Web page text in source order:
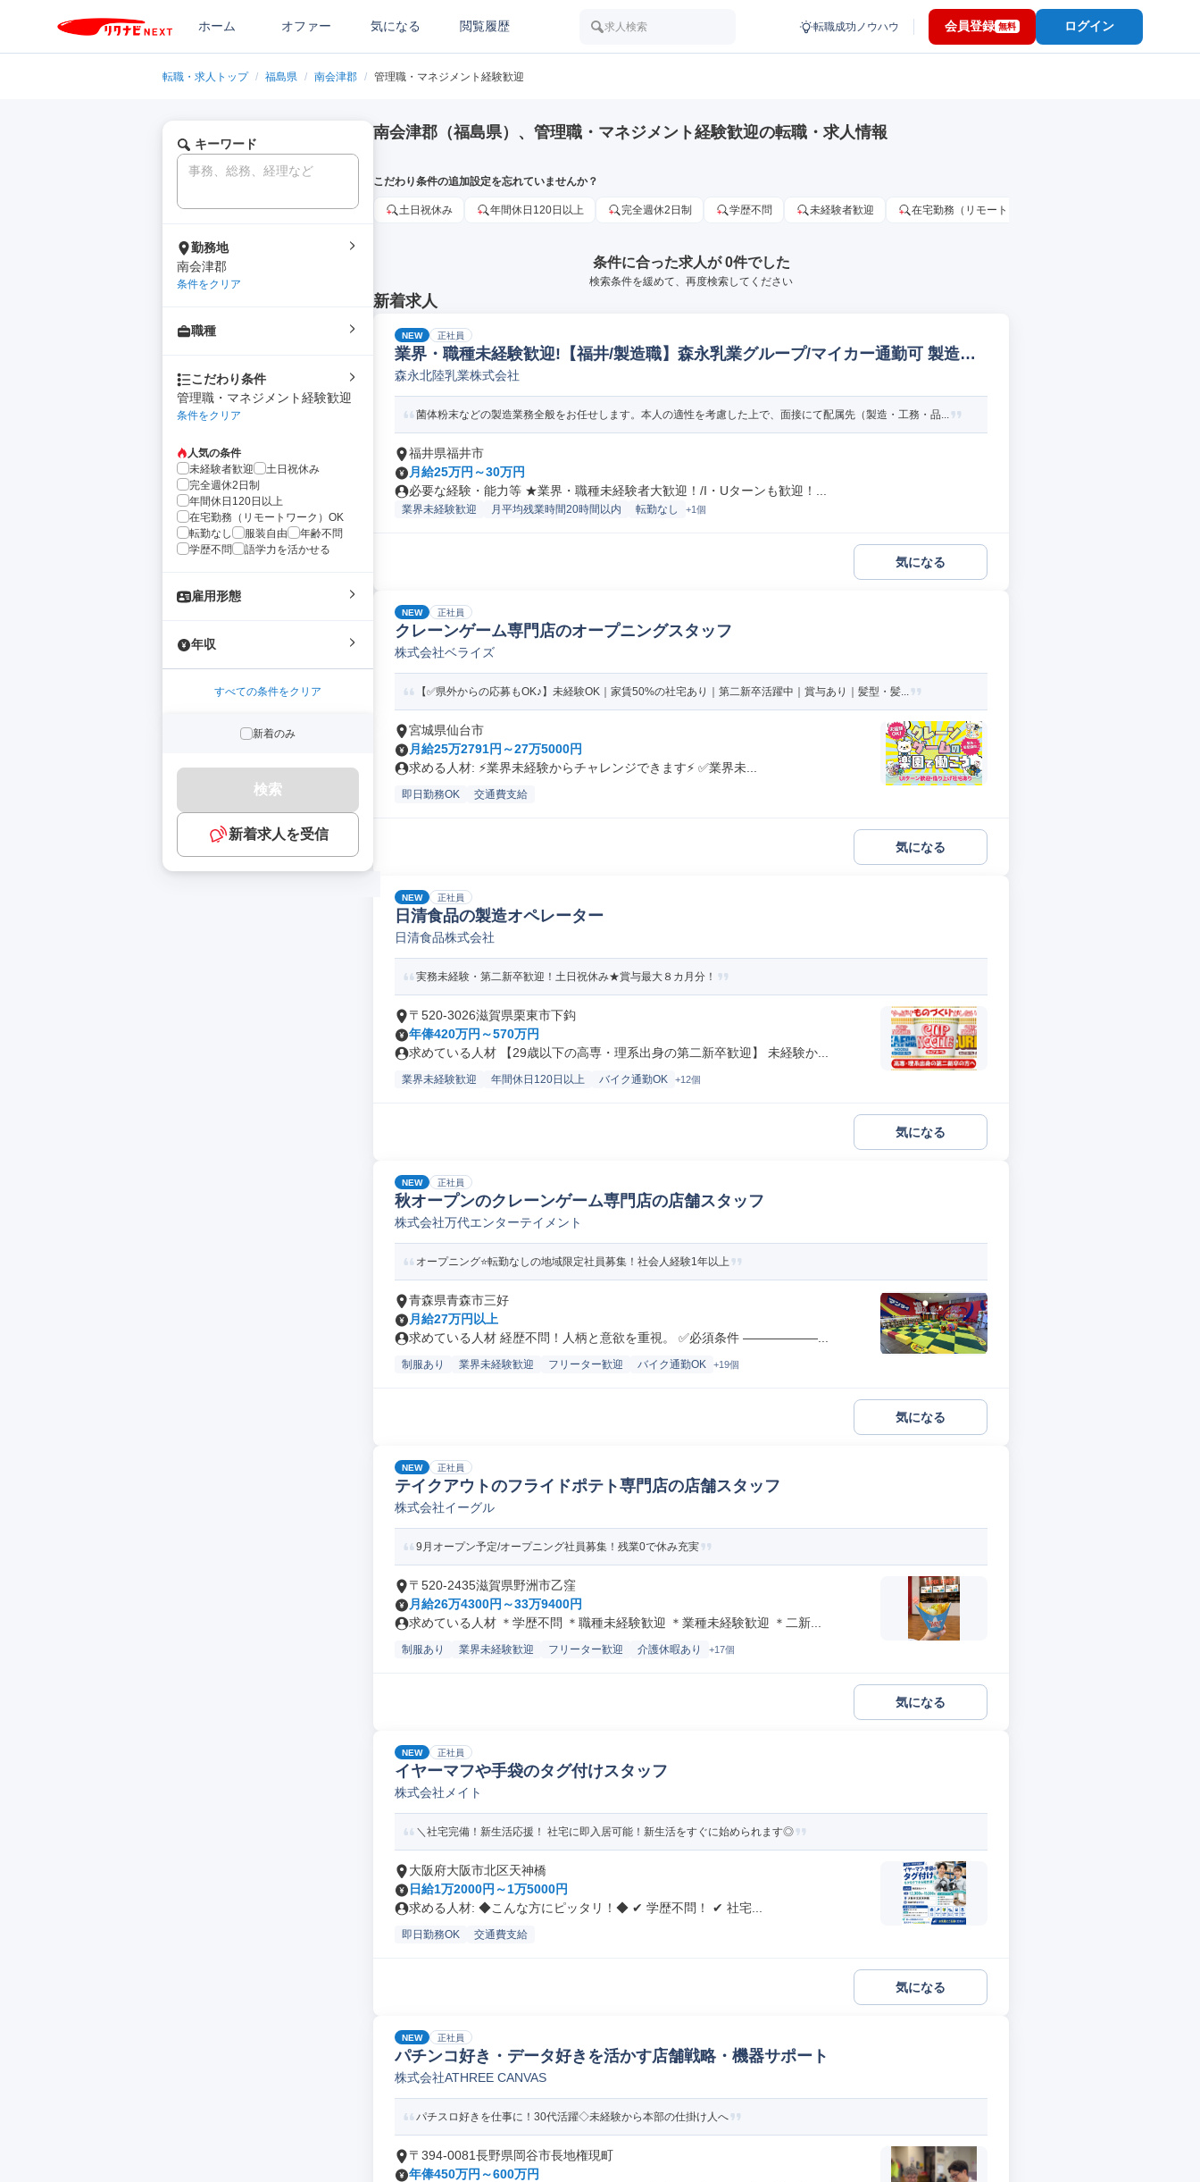
ホーム オファー 気になる 閲覧履歴 求人検索 転職成功ノウハウ 会員登録 無料 ログイン
転職・求人トップ / 福島県 / 南会津郡 / 管理職・マネジメント経験歓迎
キーワード
勤務地
南会津郡
条件をクリア
職種
こだわり条件
管理職・マネジメント経験歓迎
条件をクリア
人気の条件
未経験者歓迎
土日祝休み
完全週休2日制
年間休日120日以上
在宅勤務（リモートワーク）OK
転勤なし
服装自由
年齢不問
学歴不問
語学力を活かせる
雇用形態
年収
すべての条件をクリア
新着のみ
検索
新着求人を受信
南会津郡（福島県）、管理職・マネジメント経験歓迎の転職・求人情報
こだわり条件の追加設定を忘れていませんか？
土日祝休み 年間休日120日以上 完全週休2日制 学歴不問 未経験者歓迎 在宅勤務（リモートワーク）OK
条件に合った求人が 0件でした
検索条件を緩めて、再度検索してください
新着求人
NEW 正社員
業界・職種未経験歓迎!【福井/製造職】森永乳業グループ/マイカー通勤可 製造オ
ペレーター/ラインマネージャー(食品/飲料/たばこ)
森永北陸乳業株式会社
菌体粉末などの製造業務全般をお任せします。本人の適性を考慮した上で、面接にて配属先（製造・工務・品...
福井県福井市
月給25万円～30万円
必要な経験・能力等 ★業界・職種未経験者大歓迎！/I・Uターンも歓迎！...
業界未経験歓迎 月平均残業時間20時間以内 転勤なし +1個
気になる
NEW 正社員
クレーンゲーム専門店のオープニングスタッフ
株式会社ベライズ
【✅️県外からの応募もOK♪】未経験OK｜家賃50%の社宅あり｜第二新卒活躍中｜賞与あり｜髪型・髪...
宮城県仙台市
月給25万2791円～27万5000円
求める人材: ⚡️業界未経験からチャレンジできます⚡️ ✅️業界未...
即日勤務OK 交通費支給
気になる
NEW 正社員
日清食品の製造オペレーター
日清食品株式会社
実務未経験・第二新卒歓迎！土日祝休み★賞与最大８カ月分！
〒520-3026滋賀県栗東市下鈎
年俸420万円～570万円
求めている人材 【29歳以下の高専・理系出身の第二新卒歓迎】 未経験か...
業界未経験歓迎 年間休日120日以上 バイク通勤OK +12個
気になる
NEW 正社員
秋オープンのクレーンゲーム専門店の店舗スタッフ
株式会社万代エンターテイメント
オープニング⭐転勤なしの地域限定社員募集！社会人経験1年以上
青森県青森市三好
月給27万円以上
求めている人材 経歴不問！人柄と意欲を重視。 ✅必須条件 ――――――...
制服あり 業界未経験歓迎 フリーター歓迎 バイク通勤OK +19個
気になる
NEW 正社員
テイクアウトのフライドポテト専門店の店舗スタッフ
株式会社イーグル
9月オープン予定/オープニング社員募集！残業0で休み充実
〒520-2435滋賀県野洲市乙窪
月給26万4300円～33万9400円
求めている人材 ＊学歴不問 ＊職種未経験歓迎 ＊業種未経験歓迎 ＊二新...
制服あり 業界未経験歓迎 フリーター歓迎 介護休暇あり +17個
気になる
NEW 正社員
イヤーマフや手袋のタグ付けスタッフ
株式会社メイト
＼社宅完備！新生活応援！ 社宅に即入居可能！新生活をすぐに始められます◎
大阪府大阪市北区天神橋
日給1万2000円～1万5000円
求める人材: ◆こんな方にピッタリ！◆ ✔ 学歴不問！ ✔ 社宅...
即日勤務OK 交通費支給
気になる
NEW 正社員
パチンコ好き・データ好きを活かす店舗戦略・機器サポート
株式会社ATHREE CANVAS
パチスロ好きを仕事に！30代活躍◇未経験から本部の仕掛け人へ
〒394-0081長野県岡谷市長地権現町
年俸450万円～600万円